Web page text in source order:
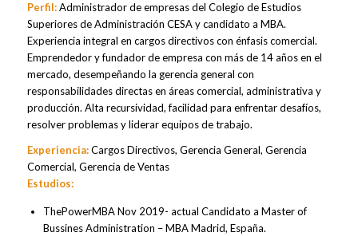
Perfil:Administrador de empresas del Colegio de Estudios
Superiores de Administración CESA y candidato a MBA.
Experiencia integral en cargos directivos con énfasis comercial.
Emprendedor y fundador de empresa con más de 14 años en el
mercado, desempeñando la gerencia general con
responsabilidades directas en áreas comercial, administrativa y
producción. Alta recursividad, facilidad para enfrentar desafíos,
resolver problemas y liderar equipos de trabajo.
Experiencia:Cargos Directivos, Gerencia General, Gerencia
Comercial, Gerencia de Ventas
Estudios:
ThePowerMBA Nov 2019- actual Candidato a Master of
Bussines Administration – MBA Madrid, España.